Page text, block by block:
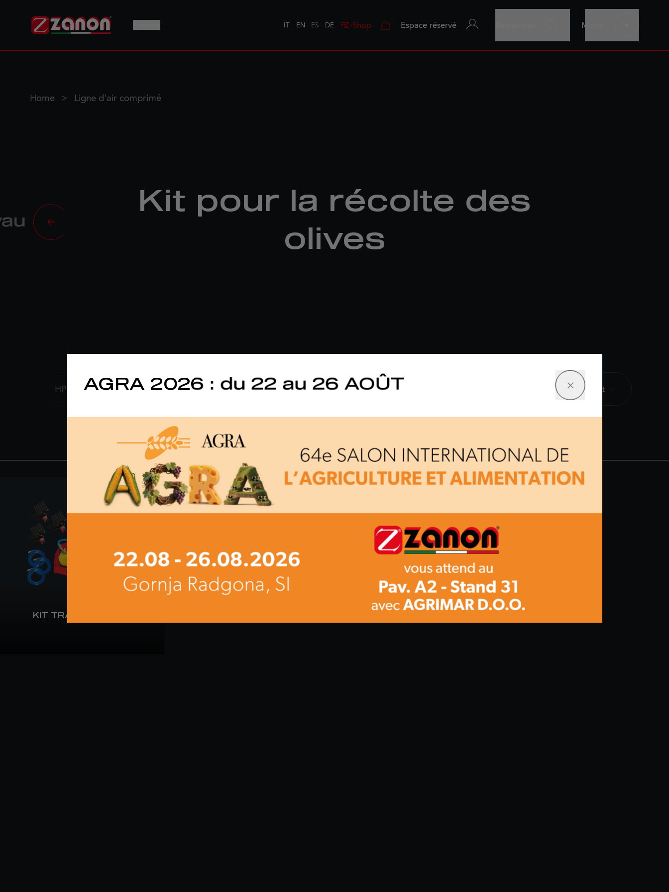
IT EN ES DE FRZ-Shop Espace réservé Menu
Home Ligne d'air comprimé
Kit pour la récolte des
olives
HP Largeur de travail Profondeur de travail Classe de poids Système hydraulique indépendant
KIT TRACTOR T-900
AGRA 2026 : du 22 au 26 AOÛT